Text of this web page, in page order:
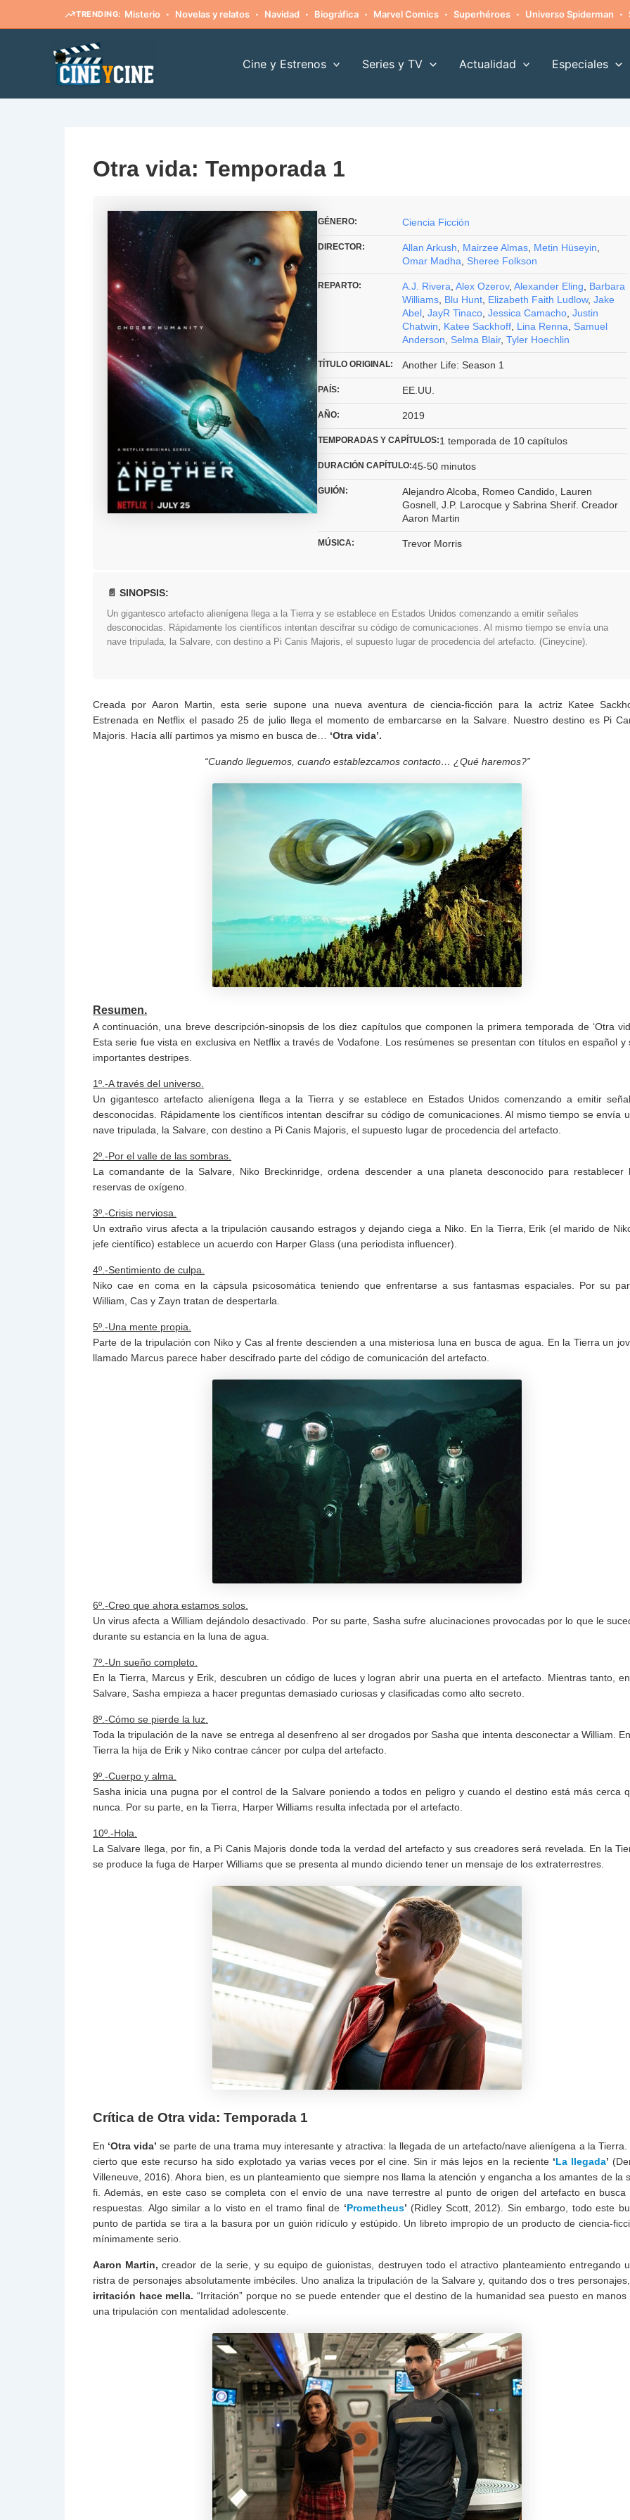
TRENDING: Misterio · Novelas y relatos · Navidad · Biográfica · Marvel Comics · Superhéroes · Universo Spiderman ·
Cine y Estrenos Series y TV Actualidad Especiales
Otra vida: Temporada 1
GÉNERO: Ciencia Ficción
DIRECTOR: Allan Arkush Mairzee Almas Metin Hüseyin
Omar Madha
Sheree Folkson
REPARTO: A.J. Rivera Alex Ozerov, Alexander Eling
Barbara
Williams Blu Hunt Elizabeth Faith Ludlow, Jake
Abel JayR Tinaco Jessica Camacho Justin
Chatwin
Katee Sackhoff Lina Renna
Samuel
Anderson
Selma Blair, Tyler Hoechlin
TÍTULO ORIGINAL: Another Life: Season 1
PAÍS: EE.UU.
AÑO: 2019
TEMPORADAS Y CAPÍTULOS:1 temporada de 10 capítulos
DURACIÓN CAPÍTULO:45-50 minutos
GUIÓN:
Alejandro Alcoba, Romeo Candido, Lauren
Gosnell, J.P. Larocque y Sabrina Sherif. Creador
Aaron Martin
MÚSICA: Trevor Morris
📄 SINOPSIS:
Un gigantesco artefacto alienígena llega a la Tierra y se establece en Estados Unidos comenzando a emitir señales
desconocidas. Rápidamente los científicos intentan descifrar su código de comunicaciones. Al mismo tiempo se envía una
nave tripulada, la Salvare, con destino a Pi Canis Majoris, el supuesto lugar de procedencia del artefacto. (Cineycine).
Creada por Aaron Martin, esta serie supone una nueva aventura de ciencia-ficción para la actriz Katee
Estrenada en Netflix el pasado 25 de julio llega el momento de embarcarse en la Salvare. Nuestro destino es Pi
Majoris. Hacía allí partimos ya mismo en busca de…
‘Otra vida’.
“Cuando lleguemos, cuando establezcamos contacto… ¿Qué haremos?”
Resumen.
A continuación, una breve descripción-sinopsis de los diez capítulos que componen la primera temporada de ‘Otra
Esta serie fue vista en exclusiva en Netflix a través de Vodafone. Los resúmenes se presentan con títulos en español y
importantes destripes.
1º.-A través del universo.
Un gigantesco artefacto alienígena llega a la Tierra y se establece en Estados Unidos comenzando a emitir
desconocidas. Rápidamente los científicos intentan descifrar su código de comunicaciones. Al mismo tiempo se envía
nave tripulada, la Salvare, con destino a Pi Canis Majoris, el supuesto lugar de procedencia del artefacto.
2º.-Por el valle de las sombras.
La comandante de la Salvare, Niko Breckinridge, ordena descender a una planeta desconocido para restablecer
reservas de oxígeno.
3º.-Crisis nerviosa.
Un extraño virus afecta a la tripulación causando estragos y dejando ciega a Niko. En la Tierra, Erik (el marido de
jefe científico) establece un acuerdo con Harper Glass (una periodista influencer).
4º.-Sentimiento de culpa.
Niko cae en coma en la cápsula psicosomática teniendo que enfrentarse a sus fantasmas espaciales. Por su
William, Cas y Zayn tratan de despertarla.
5º.-Una mente propia.
Parte de la tripulación con Niko y Cas al frente descienden a una misteriosa luna en busca de agua. En la Tierra un
llamado Marcus parece haber descifrado parte del código de comunicación del artefacto.
6º.-Creo que ahora estamos solos.
Un virus afecta a William dejándolo desactivado. Por su parte, Sasha sufre alucinaciones provocadas por lo que le
durante su estancia en la luna de agua.
7º.-Un sueño completo.
En la Tierra, Marcus y Erik, descubren un código de luces y logran abrir una puerta en el artefacto. Mientras tanto,
Salvare, Sasha empieza a hacer preguntas demasiado curiosas y clasificadas como alto secreto.
8º.-Cómo se pierde la luz.
Toda la tripulación de la nave se entrega al desenfreno al ser drogados por Sasha que intenta desconectar a William.
Tierra la hija de Erik y Niko contrae cáncer por culpa del artefacto.
9º.-Cuerpo y alma.
Sasha inicia una pugna por el control de la Salvare poniendo a todos en peligro y cuando el destino está más cerca
nunca. Por su parte, en la Tierra, Harper Williams resulta infectada por el artefacto.
10º.-Hola.
La Salvare llega, por fin, a Pi Canis Majoris donde toda la verdad del artefacto y sus creadores será revelada. En la
se produce la fuga de Harper Williams que se presenta al mundo diciendo tener un mensaje de los extraterrestres.
Crítica de Otra vida: Temporada 1
En ‘Otra vida’ se parte de una trama muy interesante y atractiva: la llegada de un artefacto/nave alienígena a la Tierra.
cierto que este recurso ha sido explotado ya varias veces por el cine. Sin ir más lejos en la reciente‘La llegada’
Villeneuve, 2016). Ahora bien, es un planteamiento que siempre nos llama la atención y engancha a los amantes de la
fi. Además, en este caso se completa con el envío de una nave terrestre al punto de origen del artefacto en busca
respuestas. Algo similar a lo visto en el tramo final de ‘Prometheus’ (Ridley Scott, 2012). Sin embargo, todo este
punto de partida se tira a la basura por un guión ridículo y estúpido. Un libreto impropio de un producto de ciencia-
mínimamente serio.
Aaron Martin, creador de la serie, y su equipo de guionistas, destruyen todo el atractivo planteamiento entregando
ristra de personajes absolutamente imbéciles. Uno analiza la tripulación de la Salvare y, quitando dos o tres personajes,
irritación hace mella. “Irritación” porque no se puede entender que el destino de la humanidad sea puesto en manos
una tripulación con mentalidad adolescente.